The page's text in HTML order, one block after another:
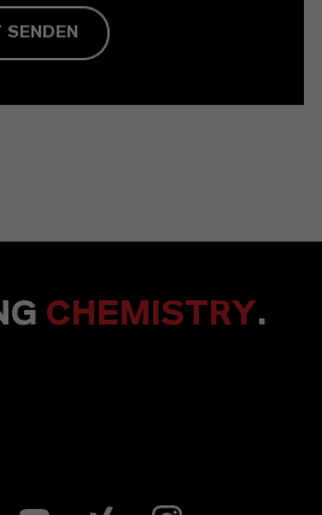
SENDEN
CHEMISTRY.